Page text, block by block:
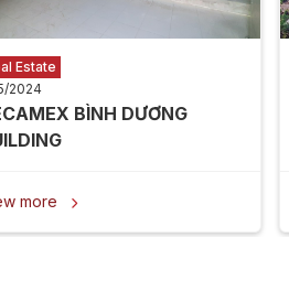
Estate
2024
BÌNH DƯƠNG
more 